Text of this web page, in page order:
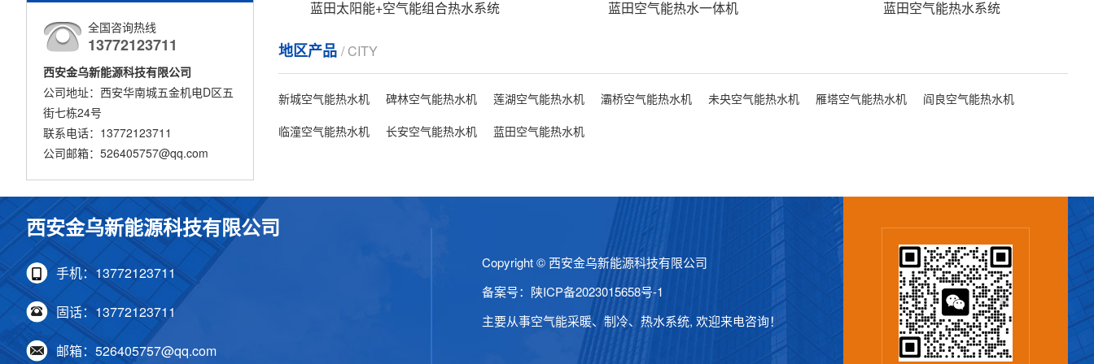
全国咨询热线
13772123711
西安金乌新能源科技有限公司
公司地址：西安华南城五金机电D区五
街七栋24号
联系电话：13772123711
公司邮箱：526405757@qq.com
蓝田太阳能+空气能组合热水系统 蓝田空气能热水一体机 蓝田空气能热水系统
地区产品 / CITY
新城空气能热水机 碑林空气能热水机 莲湖空气能热水机 灞桥空气能热水机 未央空气能热水机 雁塔空气能热水机
阎良空气能热水机
临潼空气能热水机
长安空气能热水机 蓝田空气能热水机
西安金乌新能源科技有限公司
手机：13772123711
固话：13772123711
邮箱：526405757@qq.com
Copyright © 西安金乌新能源科技有限公司
备案号： 陕ICP备2023015658号-1
主要从事空气能采暖、制冷、热水系统, 欢迎来电咨询！